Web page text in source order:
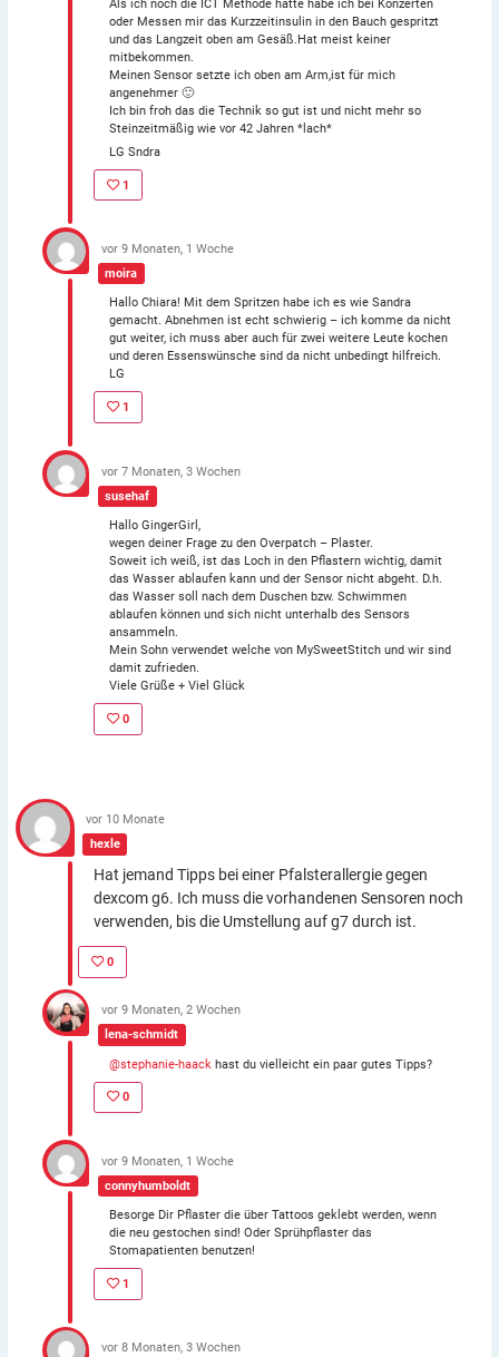
Als ich noch die ICT Methode hatte habe ich bei Konzerten
oder Messen mir das Kurzzeitinsulin in den Bauch gespritzt
und das Langzeit oben am Gesäß.Hat meist keiner
mitbekommen.
Meinen Sensor setzte ich oben am Arm,ist für mich
angenehmer 🙂
Ich bin froh das die Technik so gut ist und nicht mehr so
Steinzeitmäßig wie vor 42 Jahren *lach*
LG Sndra
1
moira
vor 9 Monaten, 1 Woche
Hallo Chiara! Mit dem Spritzen habe ich es wie Sandra
gemacht. Abnehmen ist echt schwierig – ich komme da nicht
gut weiter, ich muss aber auch für zwei weitere Leute kochen
und deren Essenswünsche sind da nicht unbedingt hilfreich.
LG
1
susehaf
vor 7 Monaten, 3 Wochen
Hallo GingerGirl,
wegen deiner Frage zu den Overpatch – Plaster.
Soweit ich weiß, ist das Loch in den Pflastern wichtig, damit
das Wasser ablaufen kann und der Sensor nicht abgeht. D.h.
das Wasser soll nach dem Duschen bzw. Schwimmen
ablaufen können und sich nicht unterhalb des Sensors
ansammeln.
Mein Sohn verwendet welche von MySweetStitch und wir sind
damit zufrieden.
Viele Grüße + Viel Glück
0
hexle
vor 10 Monate
Hat jemand Tipps bei einer Pfalsterallergie gegen
dexcom g6. Ich muss die vorhandenen Sensoren noch
verwenden, bis die Umstellung auf g7 durch ist.
0
lena-schmidt
vor 9 Monaten, 2 Wochen
@stephanie-haackhast du vielleicht ein paar gutes Tipps?
0
connyhumboldt
vor 9 Monaten, 1 Woche
Besorge Dir Pflaster die über Tattoos geklebt werden, wenn
die neu gestochen sind! Oder Sprühpflaster das
Stomapatienten benutzen!
1
vor 8 Monaten, 3 Wochen